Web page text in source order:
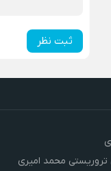
ثبت نظر
محمد امیری